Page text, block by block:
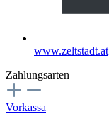
www.zeltstadt.at
Zahlungsarten
Vorkassa